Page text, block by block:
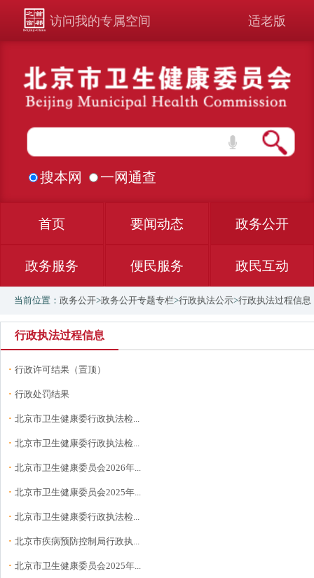
访问我的专属空间 适老版
搜本网 一网通查
首页 要闻动态 政务公开
政务服务 便民服务 政民互动
当前位置： 政务公开>政务公开专题专栏>行政执法公示>行政执法过程信息
行政执法过程信息
· 行政许可结果（置顶）
· 行政处罚结果
· 北京市卫生健康委行政执法检...
· 北京市卫生健康委行政执法检...
· 北京市卫生健康委员会2026年...
· 北京市卫生健康委员会2025年...
· 北京市卫生健康委行政执法检...
· 北京市疾病预防控制局行政执...
· 北京市卫生健康委员会2025年...